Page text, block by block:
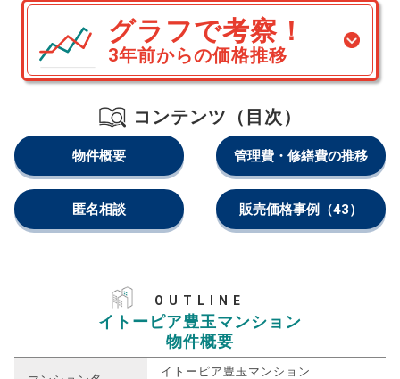
グラフで考察！
3年前からの価格推移
コンテンツ（目次）
物件概要 管理費・修繕費の推移
匿名相談 販売価格事例 （43）
OUTLINE
イトーピア豊玉マンション
物件概要
イトーピア豊玉マンション